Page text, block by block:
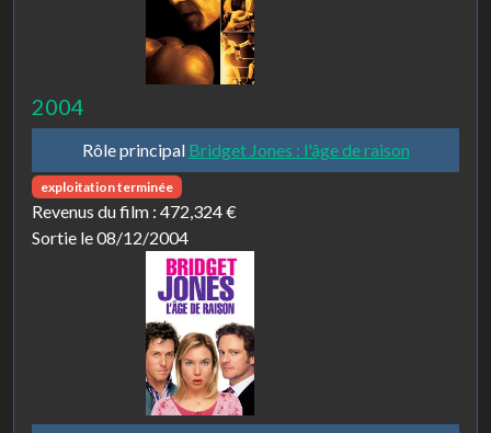
2004
Rôle principal Bridget Jones : l'âge de raison
exploitation terminée
Revenus du film : 472,324 €
Sortie le 08/12/2004